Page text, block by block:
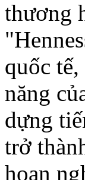
thương
quốc
năng
dựng
trở
hoan